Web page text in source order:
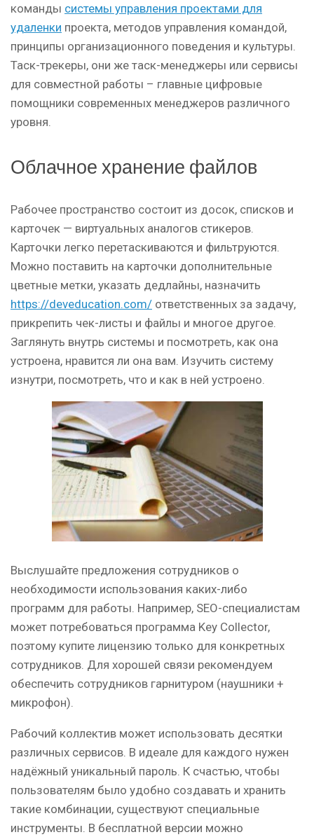
команды системы управления проектами для
удаленки проекта, методов управления командой,
принципы организационного поведения и культуры.
Таск-трекеры, они же таск-менеджеры или сервисы
для совместной работы – главные цифровые
помощники современных менеджеров различного
уровня.
Облачное хранение файлов
Рабочее пространство состоит из досок, списков и
карточек — виртуальных аналогов стикеров.
Карточки легко перетаскиваются и фильтруются.
Можно поставить на карточки дополнительные
цветные метки, указать дедлайны, назначить
https://deveducation.com/ ответственных за задачу,
прикрепить чек-листы и файлы и многое другое.
Заглянуть внутрь системы и посмотреть, как она
устроена, нравится ли она вам. Изучить систему
изнутри, посмотреть, что и как в ней устроено.
Выслушайте предложения сотрудников о
необходимости использования каких-либо
программ для работы. Например, SEO-специалистам
может потребоваться программа Key Collector,
поэтому купите лицензию только для конкретных
сотрудников. Для хорошей связи рекомендуем
обеспечить сотрудников гарнитуром (наушники +
микрофон).
Рабочий коллектив может использовать десятки
различных сервисов. В идеале для каждого нужен
надёжный уникальный пароль. К счастью, чтобы
пользователям было удобно создавать и хранить
такие комбинации, существуют специальные
инструменты. В бесплатной версии можно